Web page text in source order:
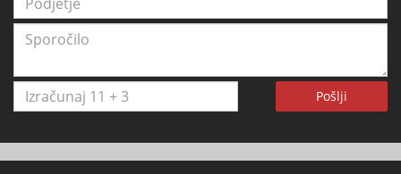
Pošlji